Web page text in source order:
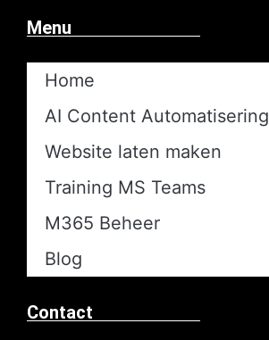
Menu
Home
AI Content Automatisering​
Website laten maken
Training MS Teams
M365 Beheer
Blog
Contact